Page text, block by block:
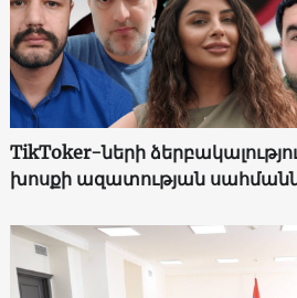
TikToker-ների
խոսքի ազատության